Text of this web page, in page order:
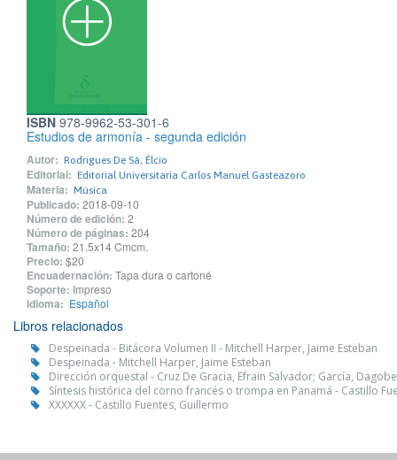
ISBN 978-9962-53-301-6
Estudios de armonía - segunda edición
Autor: Rodrigues De Sá, Élcio
Editorial: Editorial Universitaria Carlos Manuel Gasteazoro
Materia: Música
Publicado: 2018-09-10
Número de edición: 2
Número de páginas: 204
Tamaño: 21.5x14 Cmcm.
Precio: $20
Encuadernación: Tapa dura o cartoné
Soporte: Impreso
Idioma: Español
Libros relacionados
Despeinada - Bitácora Volumen II - Mitchell Harper, Jaime Esteban
Despeinada - Mitchell Harper, Jaime Esteban
Dirección orquestal - Cruz De Gracia, Efrain Salvador; García,
Síntesis histórica del corno francés o trompa en Panamá - Castillo
XXXXXX - Castillo Fuentes, Guillermo